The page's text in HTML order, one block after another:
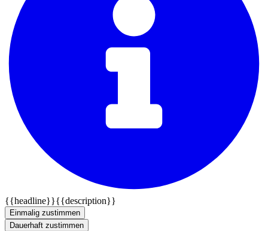
{{headline}}{{description}}
Einmalig zustimmen
Dauerhaft zustimmen